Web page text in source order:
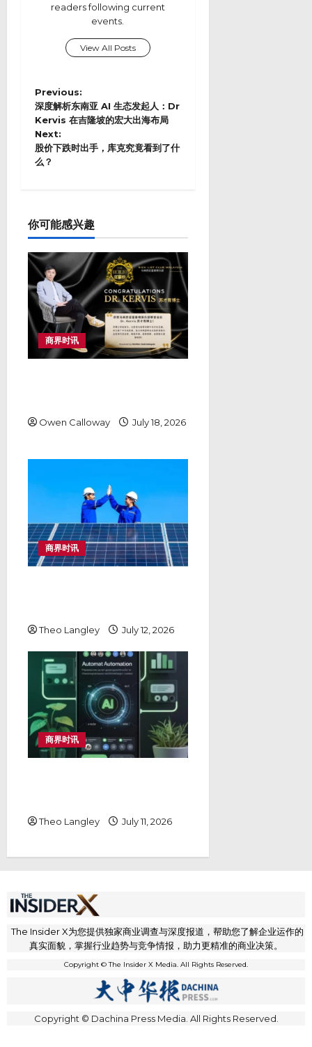
readers following current
events.
View All Posts
P
o
s
t
n
a
a
t
i
o
n
Previous:
深度解析东南亚 AI 生态发起人：Dr
Kervis 在吉隆坡的宏大出海布局
Next:
股价下跌时出手，库克究竟看到了什
么？
你可能感兴趣
商界时讯
Owen Calloway July 18, 2026
商界时讯
Theo Langley July 12, 2026
商界时讯
Theo Langley July 11, 2026
The Insider X为您提供独家商业调查与深度报道，帮助您了解企业运作的
真实面貌，掌握行业趋势与竞争情报，助力更精准的商业决策。
Copyright © The Insider X Media. All Rights Reserved.
Copyright © Dachina Press Media. All Rights Reserved.